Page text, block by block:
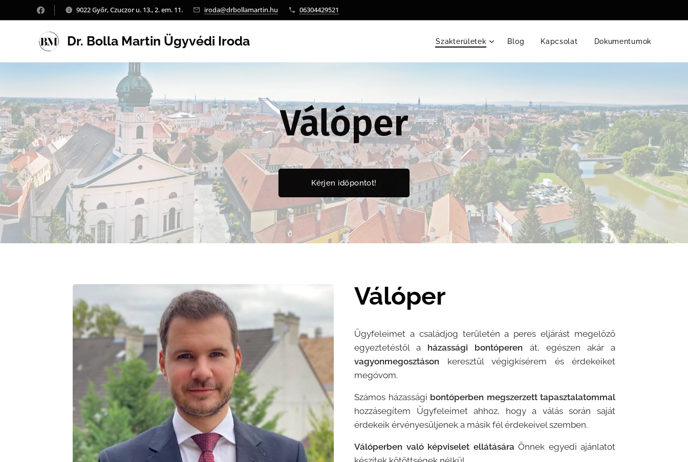
9022 Győr, Czuczor u. 13., 2. em. 11. iroda@drbollamartin.hu 06304429521
Dr. Bolla Martin Ügyvédi Iroda Szakterületek Blog Kapcsolat Dokumentumok
Válóper
Kérjen időpontot!
Válóper
Ügyfeleimet a családjog területén a peres eljárást megelőző
egyeztetéstől a házassági bontóperen át, egészen akár a
vagyonmegosztáson keresztül végigkísérem és érdekeiket
megóvom.
Számos házassági bontóperben megszerzett tapasztalatommal
hozzásegítem Ügyfeleimet ahhoz, hogy a válás során saját
érdekeik érvényesüljenek a másik fél érdekeivel szemben.
Válóperben való képviselet ellátására Önnek egyedi ajánlatot